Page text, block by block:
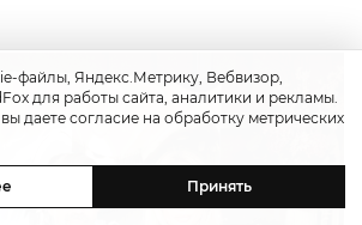
файлы, Яндекс.Метрику, Вебвизор,
для работы сайта, аналитики и рекламы.
даете согласие на обработку метрических
Принять